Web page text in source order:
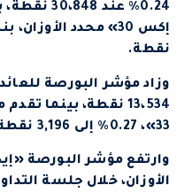
0.24% عند
نقطة.
13،534 نقطة، بينما
33»، 0.27% إلى 3,196 نقطة.